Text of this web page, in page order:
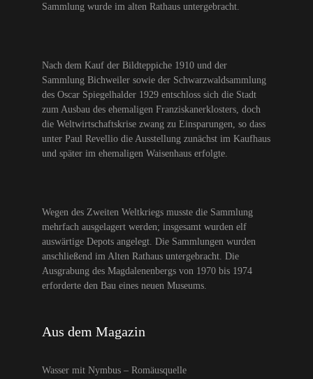
Sammlung wurde im alten Rathaus untergebracht.
Nach dem Kauf der Bildteppiche 1910 und der
Sammlung Bichweiler sowie der Schwarzwaldsammlung
des Oscar Spiegelhalder 1929 entschloss sich die Stadt
zum Ausbau des ehemaligen Franziskanerklosters, doch
die Weltwirtschaftskrise zwang zu Einsparungen, so dass
unter Paul Revellio die Ausstellung zunächst im Kaufhaus
und später im ehemaligen Waisenhaus erfolgte.
Wegen des Zweiten Weltkriegs musste die Sammlung
mehrfach ausgelagert werden; insgesamt wurden elf
auswärtige Depots angelegt. Die Sammlungen wurden
anschließend im Alten Rathaus untergebracht. Die
Ausgrabung des Magdalenenbergs von 1970 bis 1974
erforderte den Bau eines neuen Museums.
Aus dem Magazin
Wasser mit Nymbus – Romäusquelle